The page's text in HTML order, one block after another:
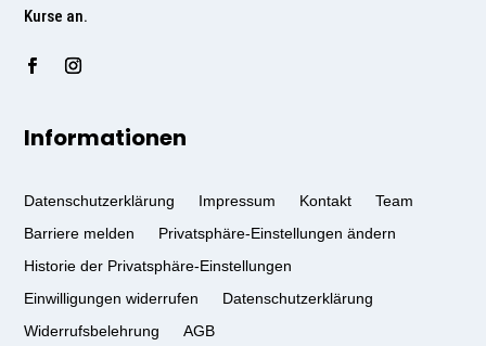
Kurse an.
Informationen
Datenschutzerklärung Impressum Kontakt
Team
Barriere melden
Privatsphäre-Einstellungen ändern
Historie der Privatsphäre-Einstellungen
Einwilligungen widerrufen
Datenschutzerklärung
Widerrufsbelehrung
AGB